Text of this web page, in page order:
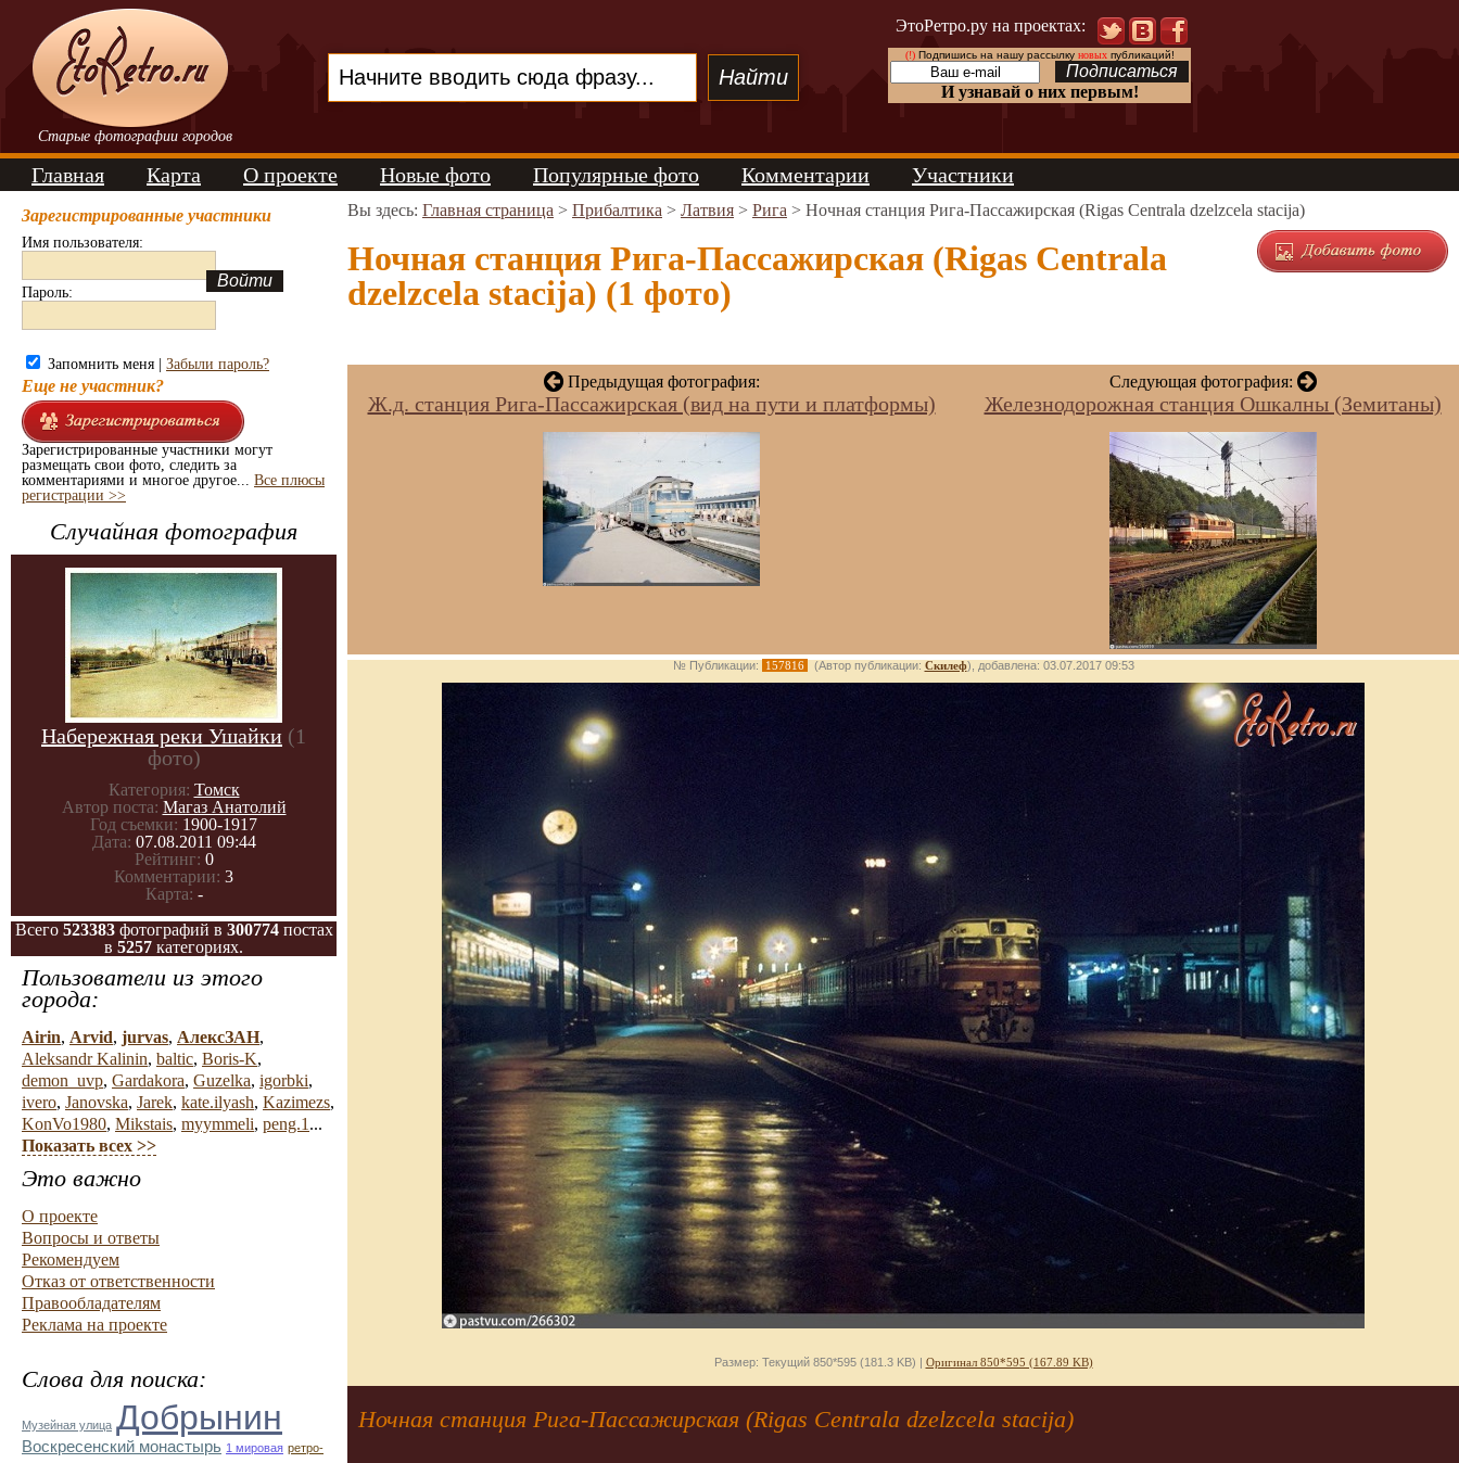
Старые фотографии городов
ЭтоРетро.ру на проектах:
(!)Подпишись на нашу рассылку новыхпубликаций!
И узнавай о них первым!
Главная Карта О проекте Новые фото Популярные фото Комментарии Участники
Зарегистрированные участники
Имя пользователя:
Пароль:
Запомнить меня | Забыли пароль?
Еще не участник?
Зарегистрированные участники могут
размещать свои фото, следить за
комментариями и многое другое... Все плюсы
регистрации >>
Случайная фотография
Набережная реки Ушайки (1
фото)
Категория: Томск
Автор поста: Магаз Анатолий
Год съемки: 1900-1917
Дата: 07.08.2011 09:44
Рейтинг: 0
Комментарии: 3
Карта: -
Всего 523383фотографий в 300774постах
в 5257 категориях.
Пользователи из этого
города:
Airin, Arvid, jurvas, АлексЗАН,
Aleksandr Kalinin, baltic, Boris-K,
demon_uvp, Gardakora, Guzelka, igorbki,
ivero, Janovska, Jarek, kate.ilyash, Kazimezs,
KonVo1980, Mikstais, myymmeli, peng.1 ...
Показать всех >>
Это важно
О проекте
Вопросы и ответы
Рекомендуем
Отказ от ответственности
Правообладателям
Реклама на проекте
Слова для поиска:
Музейная улица Добрынин
Воскресенский монастырь 1 мировая ретро-
Вы здесь: Главная страница > Прибалтика > Латвия > Рига > Ночная станция Рига-Пассажирская (Rigas Centrala dzelzcela stacija)
Ночная станция Рига-Пассажирская (Rigas Centrala
dzelzcela stacija) (1 фото)
Предыдущая фотография:
Ж.д. станция Рига-Пассажирская (вид на пути и платформы)
Следующая фотография:
Железнодорожная станция Ошкалны (Земитаны)
№ Публикации: 157816 (Автор публикации: Скилеф), добавлена: 03.07.2017 09:53
Размер: Текущий 850*595 (181.3 KB) | Оригинал 850*595 (167.89 KB)
Ночная станция Рига-Пассажирская (Rigas Centrala dzelzcela stacija)